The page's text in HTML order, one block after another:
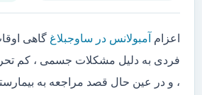
اعزام آمبولانس در ساوجبلاغ گاهی
فردی به دلیل مشکلات جسمی ، کم
، و در عین حال قصد مراجعه به